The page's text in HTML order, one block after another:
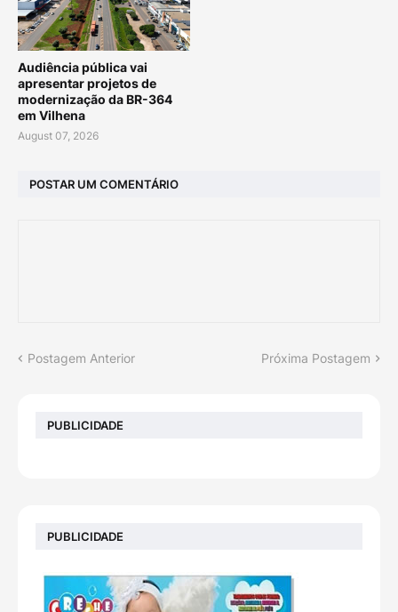
Audiência pública vai
apresentar projetos de
modernização da BR-364
em Vilhena
August 07, 2026
POSTAR UM COMENTÁRIO
Postagem Anterior Próxima Postagem
PUBLICIDADE
PUBLICIDADE